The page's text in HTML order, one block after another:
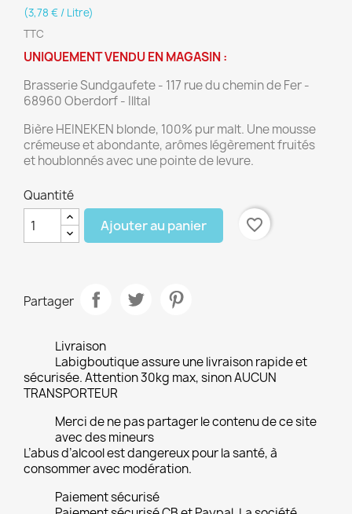
(3,78 € / Litre)
TTC
UNIQUEMENT VENDU EN MAGASIN :
Brasserie Sundgaufete - 117 rue du chemin de Fer -
68960 Oberdorf - Illtal
Bière HEINEKEN blonde, 100% pur malt. Une mousse
crémeuse et abondante, arômes légèrement fruités
et houblonnés avec une pointe de levure.
Quantité
Ajouter au panier favorite_border
Partager
Livraison
Labigboutique assure une livraison rapide et
sécurisée. Attention 30kg max, sinon AUCUN
TRANSPORTEUR
Merci de ne pas partager le contenu de ce site
avec des mineurs
L’abus d’alcool est dangereux pour la santé, à
consommer avec modération.
Paiement sécurisé